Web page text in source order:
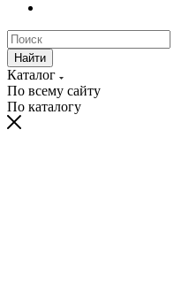
Найти
Каталог
По всему сайту
По каталогу